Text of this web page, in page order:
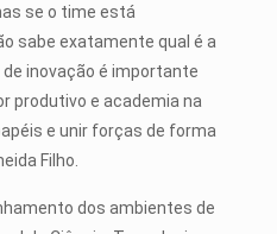
se o time está
sabe exatamente qual é a
inovação é importante
produtivo e academia na
e unir forças de forma
Filho.
dos ambientes de